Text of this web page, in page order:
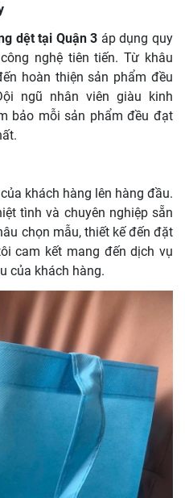
dệt tại Quận 3 áp dụng quy
nghệ tiên tiến. Từ khâu
hoàn thiện sản phẩm đều
ngũ nhân viên giàu kinh
bảo mỗi sản phẩm đều đạt
khách hàng lên hàng đầu.
tình và chuyên nghiệp sẵn
chọn mẫu, thiết kế đến đặt
cam kết mang đến dịch vụ
của khách hàng.